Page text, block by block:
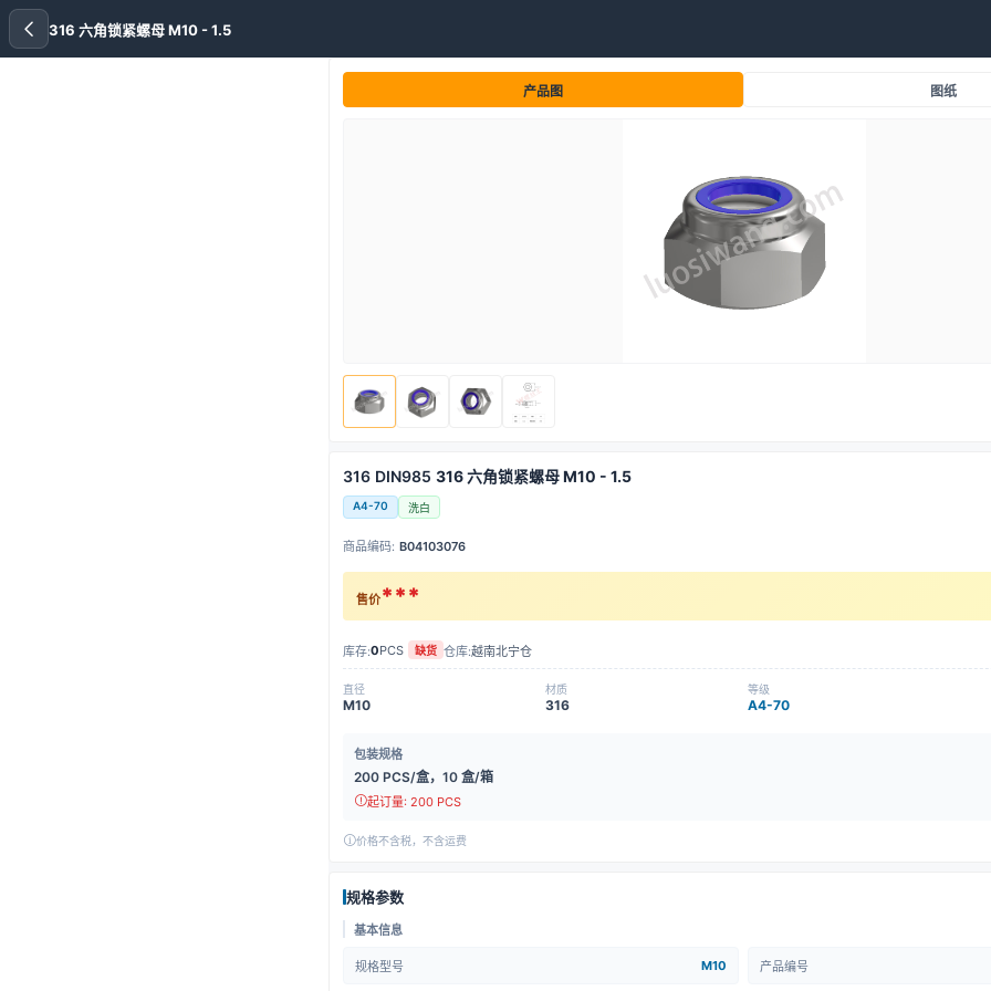
316 六角锁紧螺母 M10 - 1.5
产品图 图纸
316 DIN985 316 六角锁紧螺母 M10 - 1.5
A4-70 洗白
商品编码: B04103076
售价***
库存:0PCS 缺货 仓库:越南北宁仓
直径
M10
材质
316
等级
A4-70
包装规格
200 PCS/盒，10 盒/箱
起订量: 200 PCS
价格不含税，不含运费
规格参数
基本信息
规格型号 M10 产品编号